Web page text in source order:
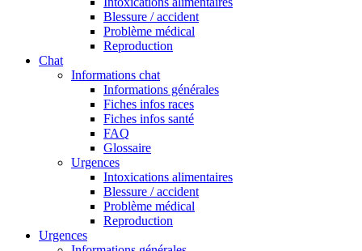
Blessure / accident
Problème médical
Reproduction
Chat
Informations chat
Informations générales
Fiches infos races
Fiches infos santé
FAQ
Glossaire
Urgences
Intoxications alimentaires
Blessure / accident
Problème médical
Reproduction
Urgences